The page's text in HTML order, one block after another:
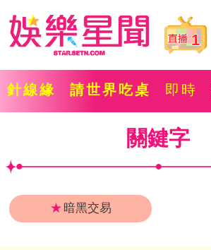
1
針線緣 請世界吃桌 即時
關鍵字
★ 暗黑交易